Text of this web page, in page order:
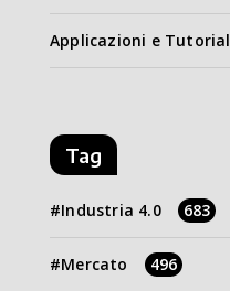
Applicazioni e Tutorial
Tag
Industria 4.0 683
Mercato 496